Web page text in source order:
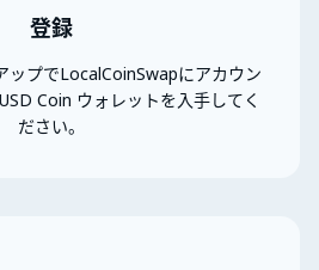
登録
ップでLocalCoinSwapにアカウン
Coin ウォレットを入手してく
ださい。